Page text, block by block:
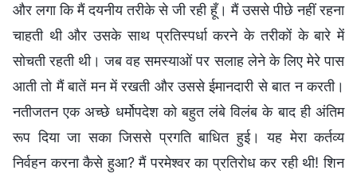
और लगा कि मैं दयनीय तरीके से जी रही हूँ। मैं उससे पीछे नहीं रहना
चाहती थी और उसके साथ प्रतिस्पर्धा करने के तरीकों के बारे में
सोचती रहती थी। जब वह समस्याओं पर सलाह लेने के लिए मेरे पास
आती तो मैं बातें मन में रखती और उससे ईमानदारी से बात न करती।
नतीजतन एक अच्छे धर्मोपदेश को बहुत लंबे विलंब के बाद ही अंतिम
रूप दिया जा सका जिससे प्रगति बाधित हुई। यह मेरा कर्तव्य
निर्वहन करना कैसे हुआ? मैं परमेश्वर का प्रतिरोध कर रही थी! शिन